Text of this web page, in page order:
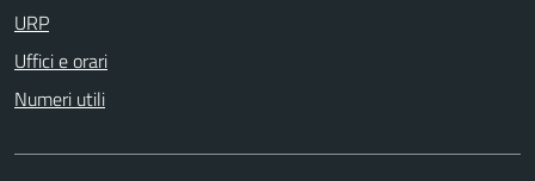
URP
Uffici e orari
Numeri utili